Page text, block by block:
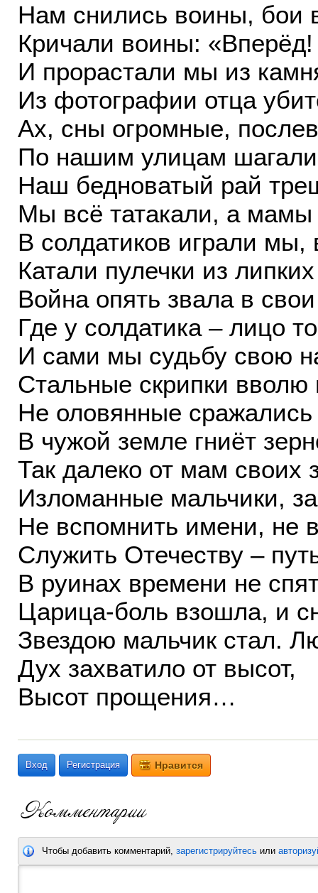
Нам снились воины, бои
Кричали воины:
И прорастали мы из
Из фотографии отца
Ах, сны огромные,
По нашим улицам
Наш бедноватый рай
Мы всё татакали, а мамы
В солдатиков играли мы,
Катали пулечки из
Война опять звала в
Где у солдатика – лицо
И сами мы судьбу свою
Стальные скрипки вволю
Не оловянные сражались
В чужой земле гниёт
Так далеко от мам своих
Изломанные мальчики,
Не вспомнить имени, не
Служить Отечеству –
В руинах времени не
Царица-боль взошла, и
Звездою мальчик стал.
Дух захватило от высот,
Высот прощения…
Вход Регистрация Нравится
Чтобы добавить комментарий, зарегистрируйтесь или